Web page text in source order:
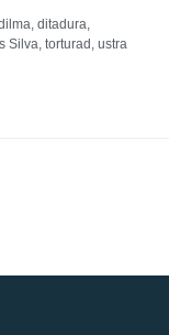
, ditadura,
Silva, torturad , ustra